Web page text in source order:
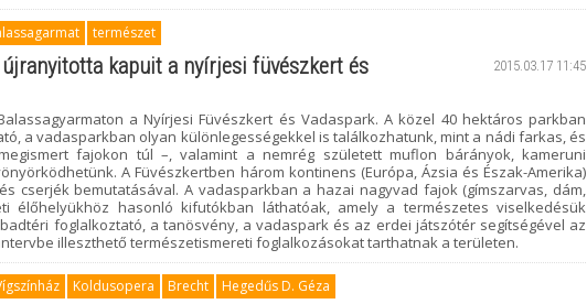
természet
2015.03.17 11:45
kapuit a nyírjesi füvészkert és
a Nyírjesi Füvészkert és Vadaspark. A közel 40 hektáros parkban
a vadasparkban olyan különlegességekkel is találkozhatunk, mint a nádi farkas, és
fajokon túl –, valamint a nemrég született muflon bárányok, kameruni
A Füvészkertben három kontinens (Európa, Ázsia és Észak-Amerika)
cserjék bemutatásával. A vadasparkban a hazai nagyvad fajok (gímszarvas, dám,
élőhelyükhöz hasonló kifutókban láthatóak, amely a természetes viselkedésük
foglalkoztató, a tanösvény, a vadaspark és az erdei játszótér segítségével az
illeszthető természetismereti foglalkozásokat tarthatnak a területen.
Koldusopera Brecht Hegedűs D. Géza